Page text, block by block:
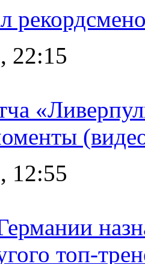
22:15
12:55
топ-